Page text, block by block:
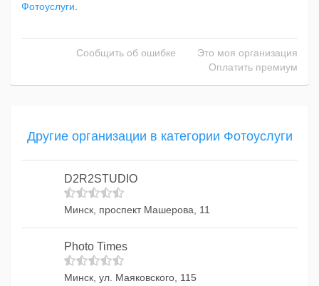
Фотоуслуги
Сообщить об ошибке
Это моя организация
Оплатить премиум
Другие организации в категории Фотоуслуги
D2R2STUDIO
Минск, проспект Машерова, 11
Photo Times
Минск, ул. Маяковского, 115